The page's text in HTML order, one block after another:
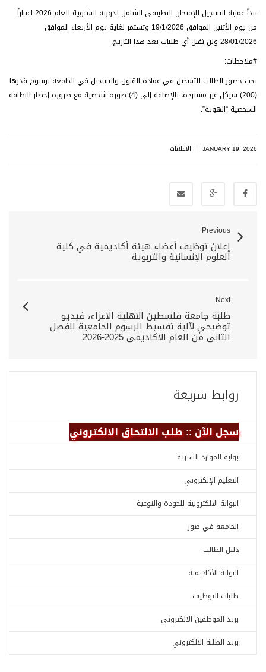
تبدأ عملية التسجيل للإمتحان التطبيقي الشامل لدورته الشتوية للعام 2026 اعتباراً
من يوم الأثنين الموافق 19/1/2026 وتستمر لغاية يوم الأربعاء الموافق
28/01/2026 ولن تقبل أي طلبات بعد هذا التاريخ.
#ملاحظات:
يجب حضور الطالب للتسجيل في عمادة القبول والتسجيل في الجامعة برسوم قدرها
(200) شيكل غير مستردة، بالإضافة إلى (4) صورة شخصية مع ضرورة إحضار البطاقة
الشخصية “الهوية”.
JANUARY 19, 2026 الاعلانات
Previous
إعلان توظيف أعضاء هيئة أكاديمية في كلية
العلوم الإنسانية والتربوية
Next
طلبة جامعة فلسطين الاهلية الاعزاء، فيديو
توضيحي لآلية تقسيط الرسوم الجامعية للفصل
الثاني من العام الاكاديمي 2025-2026
روابط سريعة
سجل الآن :: طلب الالتحاق الالكتروني
بوابة الموارد البشرية
التعليم الإلكتروني
البوابة الالكترونية للجودة والنوعية
الجامعة في صور
دليل الطالب
البوابة الأكاديمية
طلبات التوظيف
بريد الموظفين الالكتروني
بريد الطلبة الالكتروني